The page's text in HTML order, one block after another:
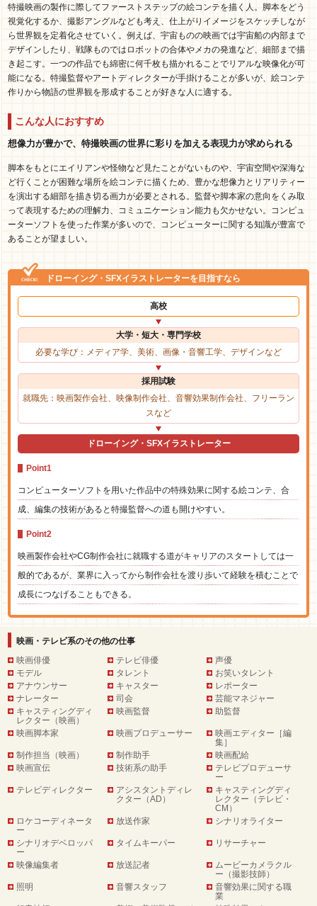
特撮映画の製作に際してファーストステップの絵コンテを描く人。脚本をどう
視覚化するか、撮影アングルなども考え、仕上がりイメージをスケッチしなが
ら世界観を定着化させていく。例えば、宇宙ものの映画では宇宙船の内部まで
デザインしたり、戦隊ものではロボットの合体やメカの発進など、細部まで描
き起こす。一つの作品でも綿密に何千枚も描かれることでリアルな映像化が可
能になる。特撮監督やアートディレクターが手掛けることが多いが、絵コンテ
作りから物語の世界観を形成することが好きな人に適する。
こんな人におすすめ
想像力が豊かで、特撮映画の世界に彩りを加える表現力が求められる
脚本をもとにエイリアンや怪物など見たことがないものや、宇宙空間や深海な
ど行くことが困難な場所を絵コンテに描くため、豊かな想像力とリアリティー
を演出する細部を描き切る画力が必要とされる。監督や脚本家の意向をくみ取
って表現するための理解力、コミュニケーション能力も欠かせない。コンピュ
ーターソフトを使った作業が多いので、コンピューターに関する知識が豊富で
あることが望ましい。
ドローイング・SFXイラストレーターを目指すなら
高校
大学・短大・専門学校
必要な学び：メディア学、美術、画像・音響工学、デザインなど
採用試験
就職先：映画製作会社、映像制作会社、音響効果制作会社、フリーラン
スなど
ドローイング・SFXイラストレーター
Point1
コンピューターソフトを用いた作品中の特殊効果に関する絵コンテ、合
成、編集の技術があると特撮監督への道も開けやすい。
Point2
映画製作会社やCG制作会社に就職する道がキャリアのスタートしては一
般的であるが、業界に入ってから制作会社を渡り歩いて経験を積むことで
成長につなげることもできる。
映画・テレビ系のその他の仕事
映画俳優
テレビ俳優
声優
モデル
タレント
お笑いタレント
アナウンサー
キャスター
レポーター
ナレーター
司会
芸能マネジャー
キャスティングディ
レクター（映画）
映画監督 助監督
映画脚本家 映画プロデューサー
映画エディター［編
集］
制作担当（映画）
制作助手
映画配給
映画宣伝
技術系の助手
テレビプロデューサ
ー
テレビディレクター
アシスタントディレ
クター（AD）
キャスティングディ
レクター（テレビ・
CM）
ロケコーディネータ
ー
放送作家 シナリオライター
シナリオデベロッパ
ー
タイムキーパー リサーチャー
映像編集者 放送記者
ムービーカメラクル
ー（撮影技師）
照明
音響スタッフ
音響効果に関する職
業